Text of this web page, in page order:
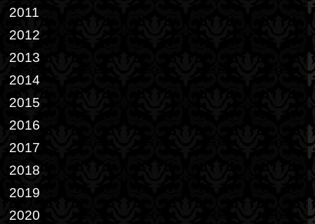
2011
2012
2013
2014
2015
2016
2017
2018
2019
2020